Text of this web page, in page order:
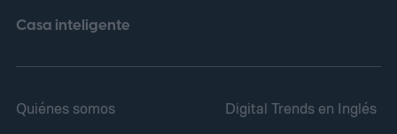
Casa inteligente
Quiénes somos
Digital Trends en Inglés